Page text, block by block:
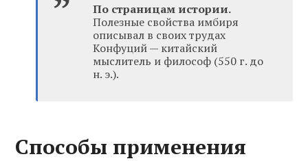
По страницам истории.
Полезные свойства имбиря
описывал в своих трудах
Конфуций — китайский
мыслитель и философ (550 г. до
н. э.).
Способы применения